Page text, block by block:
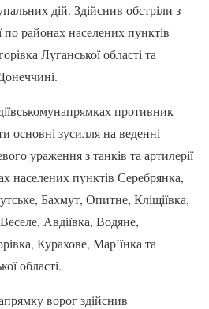
дій. Здійснив обстріли з
по районах населених пунктів
Луганської області та
противник
основні зусилля на веденні
ураження з танків та артилерії
населених пунктів Серебрянка,
Бахмут, Опитне, Кліщіївка,
Авдіївка, Водяне,
Курахове, Мар’їнка та
області.
ворог здійснив